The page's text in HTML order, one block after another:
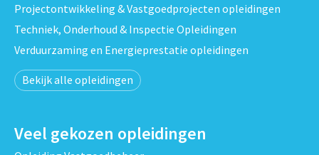
Projectontwikkeling & Vastgoedprojecten opleidingen
Techniek, Onderhoud & Inspectie Opleidingen
Verduurzaming en Energieprestatie opleidingen
Bekijk alle opleidingen
Veel gekozen opleidingen